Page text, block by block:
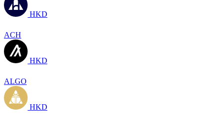
HKD
ACH
HKD
ALGO
HKD